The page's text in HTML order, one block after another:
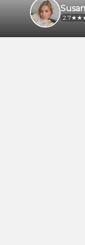
Susan
2.7